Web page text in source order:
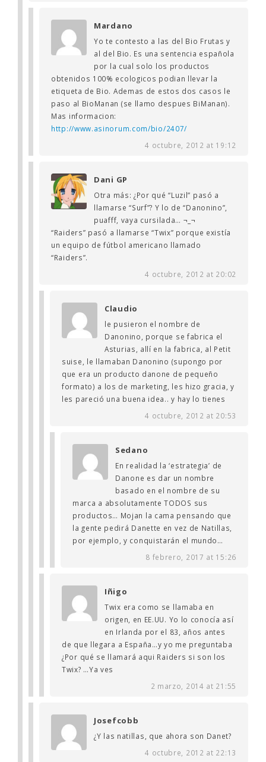
Mardano
Yo te contesto a las del Bio Frutas y
al del Bio. Es una sentencia española
por la cual solo los productos
obtenidos 100% ecologicos podian llevar la
etiqueta de Bio. Ademas de estos dos casos le
paso al BioManan (se llamo despues BiManan).
Mas informacion:
http://www.asinorum.com/bio/2407/
4 octubre, 2012 at 19:12
Dani GP
Otra más: ¿Por qué “Luzil” pasó a
llamarse “Surf”? Y lo de “Danonino”,
puafff, vaya cursilada… ¬_¬
“Raiders” pasó a llamarse “Twix” porque existía
un equipo de fútbol americano llamado
“Raiders”.
4 octubre, 2012 at 20:02
Claudio
le pusieron el nombre de
Danonino, porque se fabrica el
Asturias, allí en la fabrica, al Petit
suise, le llamaban Danonino (supongo por
que era un producto danone de pequeño
formato) a los de marketing, les hizo gracia, y
les pareció una buena idea.. y hay lo tienes
4 octubre, 2012 at 20:53
Sedano
En realidad la ‘estrategia’ de
Danone es dar un nombre
basado en el nombre de su
marca a absolutamente TODOS sus
productos… Mojan la cama pensando que
la gente pedirá Danette en vez de Natillas,
por ejemplo, y conquistarán el mundo…
8 febrero, 2017 at 15:26
Iñigo
Twix era como se llamaba en
origen, en EE.UU. Yo lo conocía así
en Irlanda por el 83, años antes
de que llegara a España…y yo me preguntaba
¿Por qué se llamará aqui Raiders si son los
Twix? …Ya ves
2 marzo, 2014 at 21:55
Josefcobb
¿Y las natillas, que ahora son Danet?
4 octubre, 2012 at 22:13